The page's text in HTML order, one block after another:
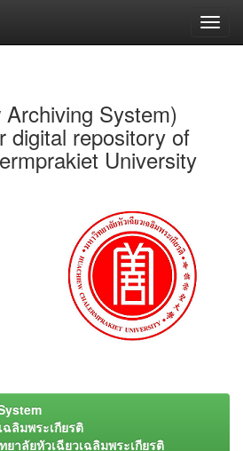
System)
digital repository of
University
ลิมพระเกียรติ
าลัยหัวเฉียวเฉลิมพระเกียรติ